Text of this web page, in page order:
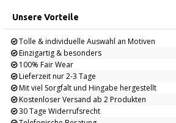
Unsere Vorteile
Tolle & individuelle Auswahl an Motiven
Einzigartig & besonders
100% Fair Wear
Lieferzeit nur 2-3 Tage
Mit viel Sorgfalt und Hingabe hergestellt
Kostenloser Versand ab 2 Produkten
30 Tage Widerrufsrecht